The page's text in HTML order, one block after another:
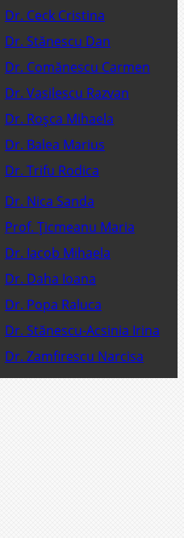
Dr. Ceck Cristina
Dr. Stănescu Dan
Dr. Comănescu Carmen
Dr. Vasilescu Razvan
Dr. Roşca Mihaela
Dr. Balea Marius
Dr. Trifu Rodica
Dr. Nica Sanda
Prof. Ţicmeanu Maria
Dr. Iacob Mihaela
Dr. Daha Ioana
Dr. Popa Raluca
Dr. Stănescu-Acsinia Irina
Dr. Zamfirescu Narcisa